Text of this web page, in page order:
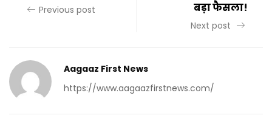
Previous post
बड़ा फैसला!
Next post
Aagaaz First News
https://www.aagaazfirstnews.com/